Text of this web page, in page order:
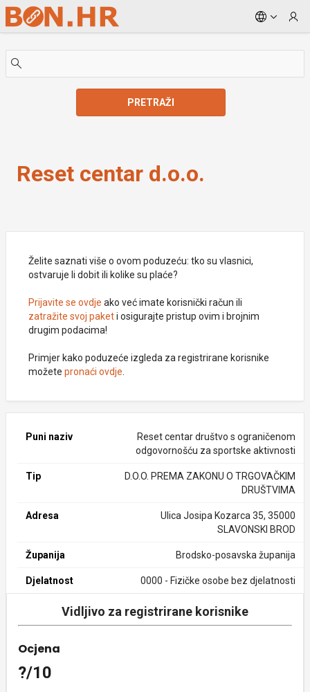
Skip to Main Content
PRETRAŽI
Reset centar d.o.o.
Želite saznati više o ovom poduzeću: tko su vlasnici,
ostvaruje li dobit ili kolike su plaće?
Prijavite se ovdje ako već imate korisnički račun ili
zatražite svoj paketi osigurajte pristup ovim i brojnim
drugim podacima!
Primjer kako poduzeće izgleda za registrirane korisnike
možete pronaći ovdje
Puni naziv
Reset centar društvo s ograničenom
odgovornošću za sportske aktivnosti
Tip
D.O.O. PREMA ZAKONU O TRGOVAČKIM
DRUŠTVIMA
Adresa
Ulica Josipa Kozarca 35, 35000
SLAVONSKI BROD
Županija Brodsko-posavska županija
Djelatnost 0000 - Fizičke osobe bez djelatnosti
Vidljivo za registrirane korisnike
Ocjena
?/10